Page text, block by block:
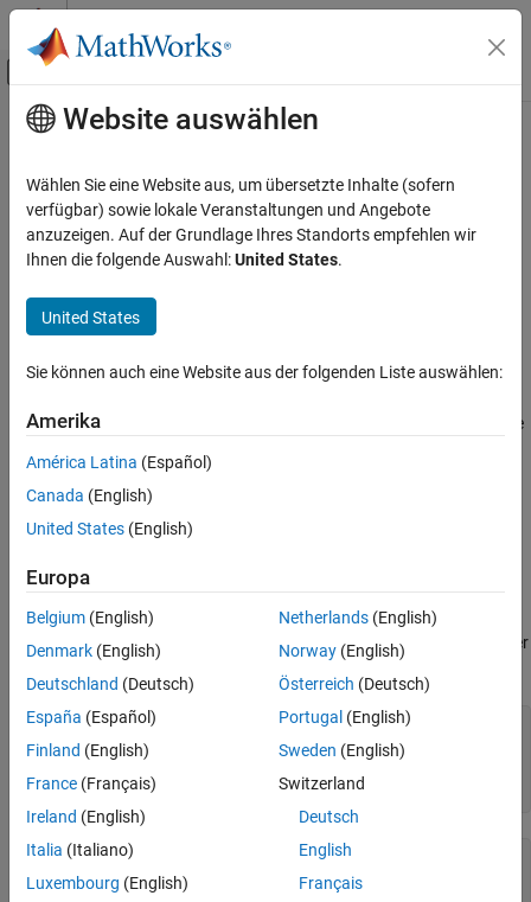
Weiter zum Inhalt
Umschaltung für Off-Canvas-
Startseite der Dokumentation
Data Import and Export
Standard File Formats
CDF Files
cdflib.getVarMaxAllocRecNum
Syntax
Description
Examples
Hauptinhalt
cdflib.getVarMaxAllocRecNum
Maximum allocated record number for variable
Syntax
maxrec = cdflib.getVarMaxAllocRecNum(cdfId,varNum)
the record number of the maximum allocated record for a variable
cdfId identifies the CDF file.
identifies the variable. Variable numbers and record numbers are
Examples
Open example CDF and get the maximum allocated record number
cdfId = cdflib.open( "example.cdf");
maxRecNum = cdflib.getVarMaxAllocRecNum(cdfId,0)
maxRecNum =
Website auswählen
Wählen Sie eine Website aus, um übersetzte Inhalte (sofern
verfügbar) sowie lokale Veranstaltungen und Angebote
anzuzeigen. Auf der Grundlage Ihres Standorts empfehlen wir
Ihnen die folgende Auswahl:United States.
United States
Sie können auch eine Website aus der folgenden Liste auswählen:
Amerika
América Latina (Español)
Canada (English)
United States (English)
Europa
Belgium (English)
Denmark (English)
Deutschland (Deutsch)
España (Español)
Finland (English)
France (Français)
Ireland (English)
Italia (Italiano)
Luxembourg (English)
Netherlands(English)
Norway(English)
Österreich (Deutsch)
Portugal (English)
Sweden (English)
Switzerland
Deutsch
English
Français